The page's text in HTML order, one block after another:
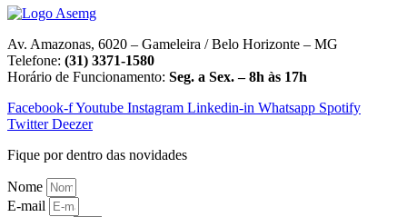
Av. Amazonas, 6020 – Gameleira / Belo Horizonte – MG
Telefone: (31) 3371-1580
Horário de Funcionamento: Seg. a Sex. – 8h às 17h
Facebook-fYoutube Instagram Linkedin-in Whatsapp Spotify
Twitter Deezer
Fique por dentro das novidades
Nome
E-mail